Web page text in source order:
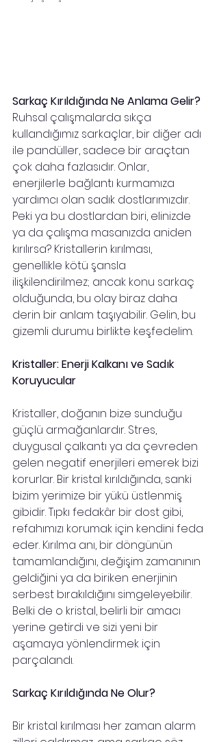
Sarkaç Kırıldığında Ne Anlama Gelir?
Ruhsal çalışmalarda sıkça
kullandığımız sarkaçlar, bir diğer adı
ile pandüller, sadece bir araçtan
çok daha fazlasıdır. Onlar,
enerjilerle bağlantı kurmamıza
yardımcı olan sadık dostlarımızdır.
Peki ya bu dostlardan biri, elinizde
ya da çalışma masanızda aniden
kırılırsa? Kristallerin kırılması,
genellikle kötü şansla
ilişkilendirilmez; ancak konu sarkaç
olduğunda, bu olay biraz daha
derin bir anlam taşıyabilir. Gelin, bu
gizemli durumu birlikte keşfedelim.
Kristaller: Enerji Kalkanı ve Sadık
Koruyucular
Kristaller, doğanın bize sunduğu
güçlü armağanlardır. Stres,
duygusal çalkantı ya da çevreden
gelen negatif enerjileri emerek bizi
korurlar. Bir kristal kırıldığında, sanki
bizim yerimize bir yükü üstlenmiş
gibidir. Tıpkı fedakâr bir dost gibi,
refahımızı korumak için kendini feda
eder. Kırılma anı, bir döngünün
tamamlandığını, değişim zamanının
geldiğini ya da biriken enerjinin
serbest bırakıldığını simgeleyebilir.
Belki de o kristal, belirli bir amacı
yerine getirdi ve sizi yeni bir
aşamaya yönlendirmek için
parçalandı.
Sarkaç Kırıldığında Ne Olur?
Bir kristal kırılması her zaman alarm